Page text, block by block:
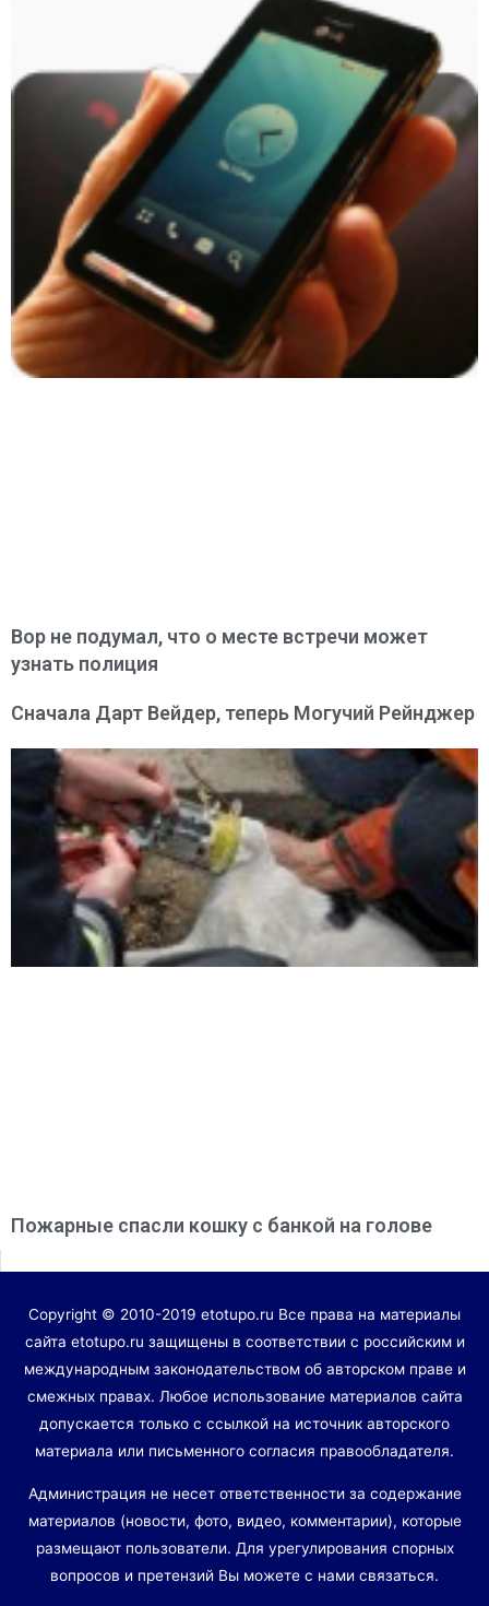
Вор не подумал, что о месте встречи может
узнать полиция
Сначала Дарт Вейдер, теперь Могучий Рейнджер
Пожарные спасли кошку с банкой на голове
Copyright © 2010-2019 etotupo.ru Все права на материалы
сайта etotupo.ru защищены в соответствии с российским и
международным законодательством об авторском праве и
смежных правах. Любое использование материалов сайта
допускается только с ссылкой на источник авторского
материала или письменного согласия правообладателя.
Администрация не несет ответственности за содержание
материалов (новости, фото, видео, комментарии), которые
размещают пользователи. Для урегулирования спорных
вопросов и претензий Вы можете с нами связаться.